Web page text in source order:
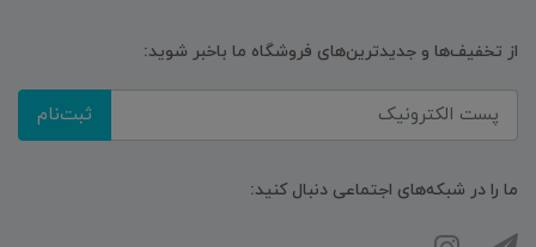
از تخفیف‌ها و جدیدترین‌های فروشگاه ما باخبر شوید:
ثبت‌نام
ما را در شبکه‌های اجتماعی دنبال کنید: